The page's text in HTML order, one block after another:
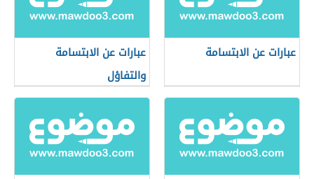
عبارات عن الابتسامة
عبارات عن الابتسامة
والتفاؤل